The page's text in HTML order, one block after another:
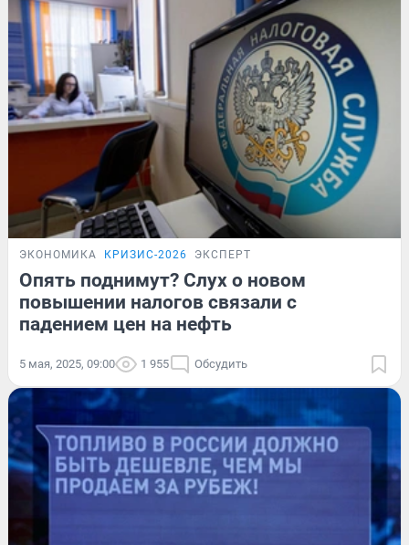
ЭКОНОМИКА КРИЗИС-2026 ЭКСПЕРТ
Опять поднимут? Слух о новом
повышении налогов связали с
падением цен на нефть
5 мая, 2025, 09:00 1 955 Обсудить